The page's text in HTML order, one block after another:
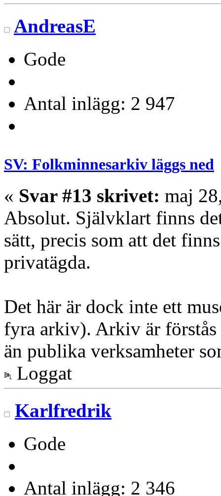
AndreasE
Gode
Antal inlägg: 2 947
SV: Folkminnesarkiv läggs ned
« Svar #13 skrivet: maj
Absolut. Självklart finns
sätt, precis som att det
privatägda.
Det här är dock inte ett
fyra arkiv). Arkiv är
än publika verksamheter
Loggat
Karlfredrik
Gode
Antal inlägg: 2 346